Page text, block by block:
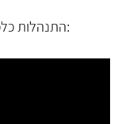
התנהלות כלכלית יעילה, בשיתוף רו"ח אילן מתתיהו: